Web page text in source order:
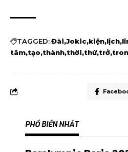
TAGGED:Đài Jokic kiện lịch
tâm tạo thành thời thứ trở
PHỔ BIẾN NHẤT